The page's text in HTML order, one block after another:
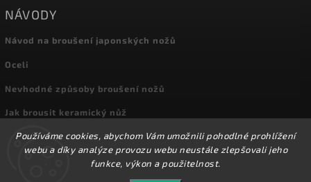
Používáme cookies, abychom Vám umožnili pohodlné prohlížení
webu a díky analýze provozu webu neustále zlepšovali jeho
funkce, výkon a použitelnost.
NÁVODY
Návod na broušení japonských nožů
Oceli
Nevhodné způsoby broušení nožů
Jak brousit keramický nůž
Archiv